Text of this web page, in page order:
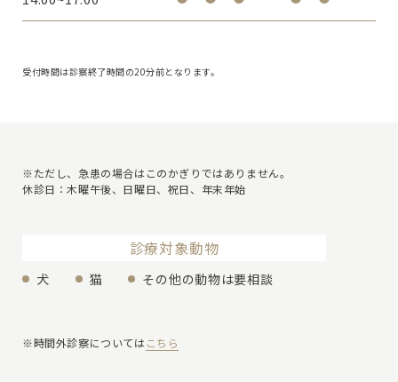
受付時間は診察終了時間の20分前となります。
※ただし、急患の場合はこのかぎりではありません。
休診日：木曜午後、日曜日、祝日、年末年始
診療対象動物
犬 猫 その他の動物は要相談
※時間外診察については こちら